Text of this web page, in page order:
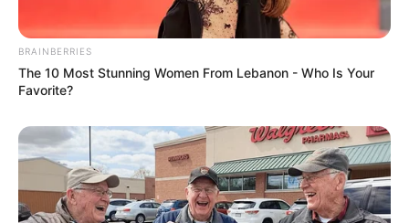
BRAINBERRIES
The 10 Most Stunning Women From Lebanon - Who Is Your
Favorite?